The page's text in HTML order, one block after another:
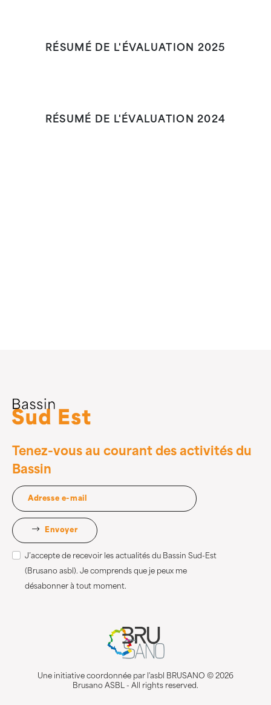
RÉSUMÉ DE L'ÉVALUATION 2025
RÉSUMÉ DE L'ÉVALUATION 2024
Tenez-vous au courant des activités du
Bassin
Envoyer
J’accepte de recevoir les actualités du Bassin Sud-Est
(Brusano asbl). Je comprends que je peux me
désabonner à tout moment.
Une initiative coordonnée par l'asbl BRUSANO © 2026
Brusano ASBL - All rights reserved.